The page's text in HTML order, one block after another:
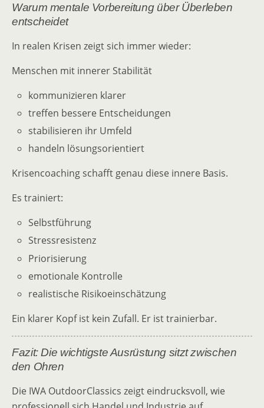
Warum mentale Vorbereitung über Überleben
entscheidet
In realen Krisen zeigt sich immer wieder:
Menschen mit innerer Stabilität
kommunizieren klarer
treffen bessere Entscheidungen
stabilisieren ihr Umfeld
handeln lösungsorientiert
Krisencoaching schafft genau diese innere Basis.
Es trainiert:
Selbstführung
Stressresistenz
Priorisierung
emotionale Kontrolle
realistische Risikoeinschätzung
Ein klarer Kopf ist kein Zufall. Er ist trainierbar.
Fazit: Die wichtigste Ausrüstung sitzt zwischen
den Ohren
Die IWA OutdoorClassics zeigt eindrucksvoll, wie